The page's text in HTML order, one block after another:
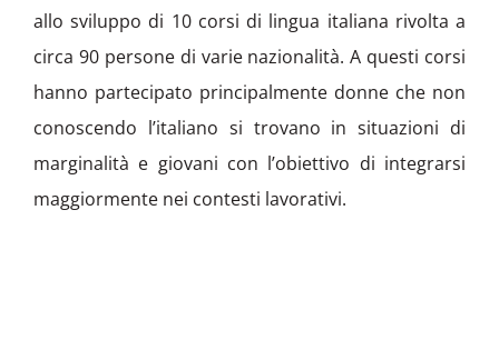
allo sviluppo di 10 corsi di lingua italiana rivolta a
circa 90 persone di varie nazionalità. A questi corsi
hanno partecipato principalmente donne che non
conoscendo l’italiano si trovano in situazioni di
marginalità e giovani con l’obiettivo di integrarsi
maggiormente nei contesti lavorativi.